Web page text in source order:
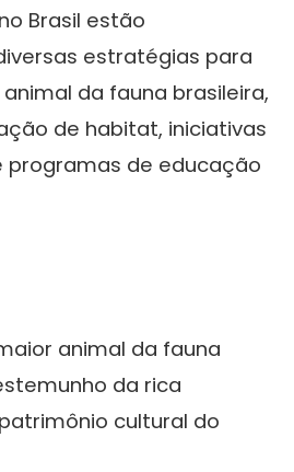
Brasil estão
estratégias para
da fauna brasileira,
de habitat, iniciativas
de educação
animal da fauna
da rica
cultural do